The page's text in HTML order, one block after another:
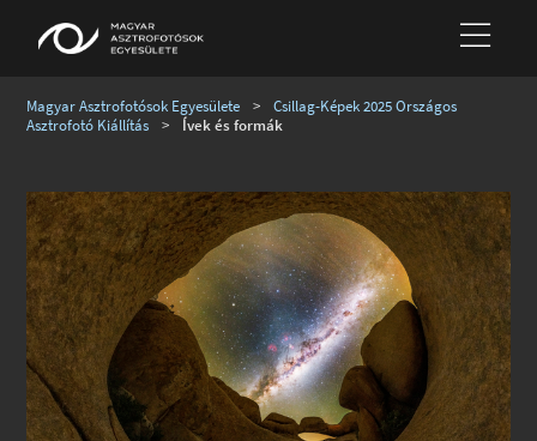
Magyar Asztrofotósok Egyesülete >
Csillag-Képek 2025 Országos
Asztrofotó Kiállítás
> Ívek és formák